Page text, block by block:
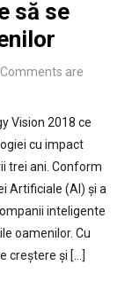
să se
Comments are
Vision 2018 ce
cu impact
trei ani. Conform
Artificiale (AI) și a
inteligente
oamenilor. Cu
creștere și […]